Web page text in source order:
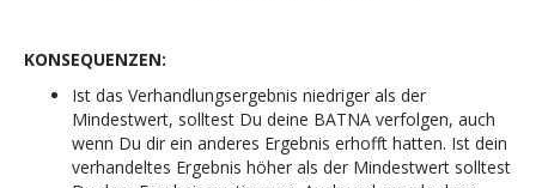
KONSEQUENZEN:
Ist das Verhandlungsergebnis niedriger als der
Mindestwert, solltest Du deine BATNA verfolgen, auch
wenn Du dir ein anderes Ergebnis erhofft hatten. Ist dein
verhandeltes Ergebnis höher als der Mindestwert solltest